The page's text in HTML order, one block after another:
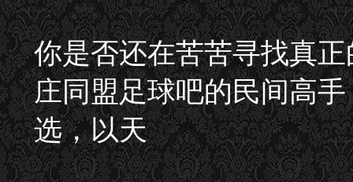
你是否还在苦苦寻找真
庄同盟足球吧的民间高
选，以天